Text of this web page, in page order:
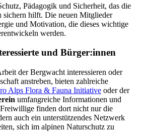
Pädagogik und Sicherheit, das die
hilft. Die neuen Mitglieder
und Motivation, die dieses wichtige
werden.
und Bürger:innen
der Bergwacht interessieren oder
anstreben, bieten zahlreiche
Alps Flora & Fauna Initiative oder der
umfangreiche Informationen und
finden dort nicht nur die
auch ein unterstützendes Netzwerk
sich im alpinen Naturschutz zu